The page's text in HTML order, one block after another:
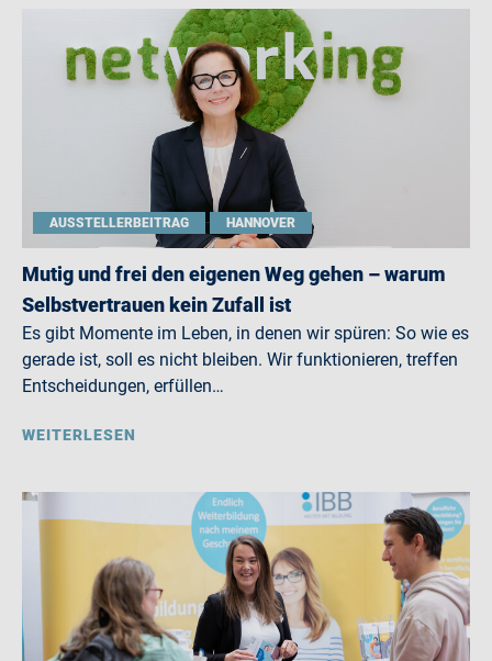
AUSSTELLERBEITRAG HANNOVER
Mutig und frei den eigenen Weg gehen – warum
Selbstvertrauen kein Zufall ist
Es gibt Momente im Leben, in denen wir spüren: So wie es
gerade ist, soll es nicht bleiben. Wir funktionieren, treffen
Entscheidungen, erfüllen…
WEITERLESEN